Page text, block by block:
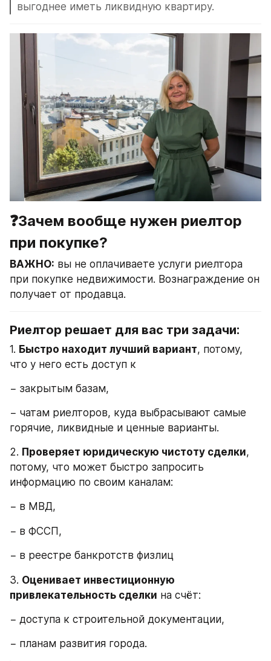
выгоднее иметь ликвидную квартиру.
❓Зачем вообще нужен риелтор
при покупке?
ВАЖНО: вы не оплачиваете услуги риелтора
при покупке недвижимости. Вознаграждение он
получает от продавца.
Риелтор решает для вас три задачи:
1. Быстро находит лучший вариант, потому,
что у него есть доступ к
− закрытым базам,
− чатам риелторов, куда выбрасывают самые
горячие, ликвидные и ценные варианты.
2. Проверяет юридическую чистоту сделки,
потому, что может быстро запросить
информацию по своим каналам:
− в МВД,
− в ФССП,
− в реестре банкротств физлиц
3. Оценивает инвестиционную
привлекательность сделки на счёт:
− доступа к строительной документации,
− планам развития города.